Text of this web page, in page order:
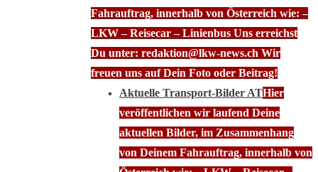
Fahrauftrag, innerhalb von Österreich wie: –
LKW – Reisecar – Linienbus Uns erreichst
Du unter: redaktion@lkw-news.ch Wir
freuen uns auf Dein Foto oder Beitrag!
Aktuelle Transport-Bilder ATHier
veröffentlichen wir laufend Deine
aktuellen Bilder, im Zusammenhang
von Deinem Fahrauftrag, innerhalb von